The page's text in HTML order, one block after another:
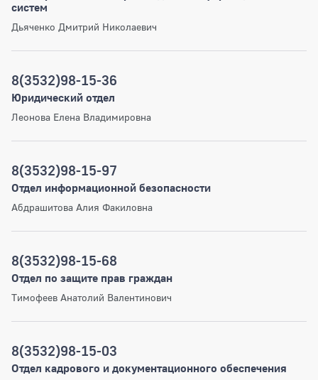
систем
Дьяченко Дмитрий Николаевич
Юридический отдел
Леонова Елена Владимировна
8(3532)98-15-36
Отдел информационной безопасности
Абдрашитова Алия Факиловна
8(3532)98-15-97
Отдел по защите прав граждан
Тимофеев Анатолий Валентинович
8(3532)98-15-68
Отдел кадрового и документационного обеспечения
8(3532)98-15-03